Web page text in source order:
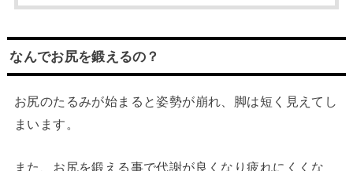
なんでお尻を鍛えるの？
お尻のたるみが始まると姿勢が崩れ、脚は短く見えてし
まいます。
また、お尻を鍛える事で代謝が良くなり疲れにくくな